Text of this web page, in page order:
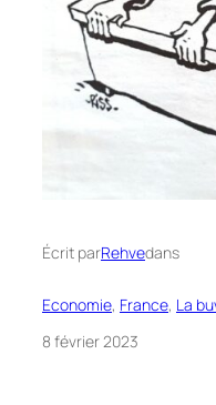
Écrit parRehvedans
Economie, France, La
8 février 2023